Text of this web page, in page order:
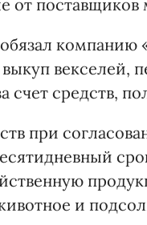
от
компанию
векселей,
счет средств,
при
и